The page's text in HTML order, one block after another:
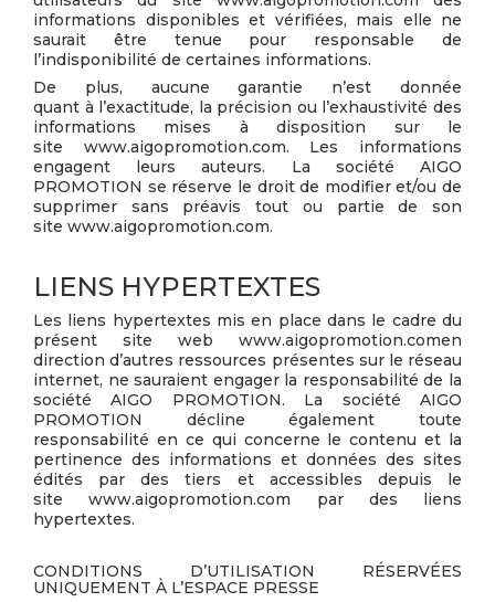
informations disponibles et vérifiées, mais elle ne
saurait être tenue pour responsable de
l’indisponibilité de certaines informations.
De plus, aucune garantie n’est donnée
quant à l’exactitude, la précision ou l’exhaustivité des
informations mises à disposition sur le
site www.aigopromotion.com. Les informations
engagent leurs auteurs. La société AIGO
PROMOTION se réserve le droit de modifier et/ou de
supprimer sans préavis tout ou partie de son
site www.aigopromotion.com.
LIENS HYPERTEXTES
Les liens hypertextes mis en place dans le cadre du
présent site web www.aigopromotion.comen
direction d’autres ressources présentes sur le réseau
internet, ne sauraient engager la responsabilité de la
société AIGO PROMOTION. La société AIGO
PROMOTION décline également toute
responsabilité en ce qui concerne le contenu et la
pertinence des informations et données des sites
édités par des tiers et accessibles depuis le
site www.aigopromotion.com par des liens
hypertextes.
CONDITIONS D’UTILISATION RÉSERVÉES
UNIQUEMENT À L’ESPACE PRESSE